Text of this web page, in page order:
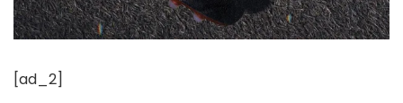
[ad_2]